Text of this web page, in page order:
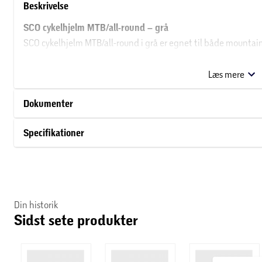
Beskrivelse
SCO cykelhjelm MTB/all-round – grå
SCO cykelhjelm MTB/all-round i grå er egnet til både
sidestropper og indbygget justeringssystem i nakken gør det
giver ekstra synlighed i trafikken.
Udvidet beskyttelse bagpå hovedet
Mat grå finish med brunlig nuance
Indbygget justeringssystem i nakken
Læs mere
Dokumenter
Specifikationer
Din historik
Sidst sete produkter